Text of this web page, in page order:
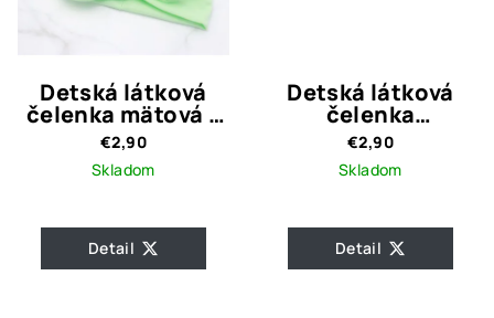
Detská látková
čelenka mätová s
uzlom
€2,90
Skladom
Detail
Detská látková
čelenka
cyklámenová s
labuťami
€2,90
Skladom
Detail